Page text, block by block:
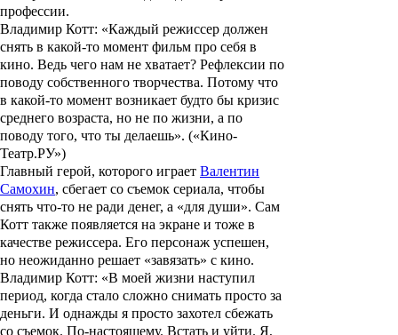
профессии.
Владимир Котт: «Каждый режиссер должен
снять в какой-то момент фильм про себя в
кино. Ведь чего нам не хватает? Рефлексии по
поводу собственного творчества. Потому что
в какой-то момент возникает будто бы кризис
среднего возраста, но не по жизни, а по
поводу того, что ты делаешь». («Кино-
Театр.РУ»)
Главный герой, которого играет Валентин
Самохин, сбегает со съемок сериала, чтобы
снять что-то не ради денег, а «для души». Сам
Котт также появляется на экране и тоже в
качестве режиссера. Его персонаж успешен,
но неожиданно решает «завязать» с кино.
Владимир Котт: «В моей жизни наступил
период, когда стало сложно снимать просто за
деньги. И однажды я просто захотел сбежать
со съемок. По-настоящему. Встать и уйти. Я,